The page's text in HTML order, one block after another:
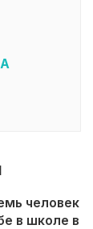
человек
в школе в